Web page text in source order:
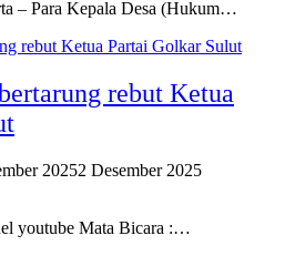
– Para Kepala Desa (Hukum…
rebut Ketua
20252 Desember 2025
youtube Mata Bicara :…